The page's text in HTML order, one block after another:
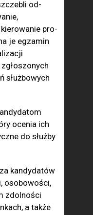
od­
kierowanie pro­
je egzamin
służbowych
ocenia ich
do służby
kandydatów
oso­bowości,
zdolności
a także